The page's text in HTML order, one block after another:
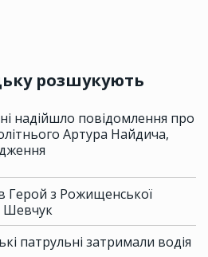
розшукують
надійшло повідомлення про
Артура Найдича,
Герой з Рожищенської
Шевчук
патрульні затримали водія